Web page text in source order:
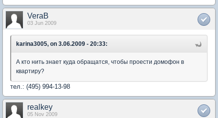
VeraB
03 Jun 2009
karina3005, on 3.06.2009 - 20:33:
А кто нить знает куда обращатся, чтобы проести домофон в
квартиру?
тел.: (495) 994-13-98
realkey
05 Nov 2009